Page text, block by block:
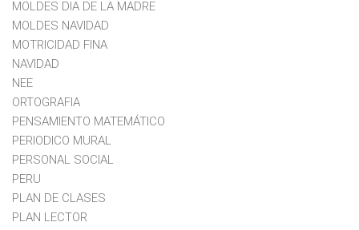
MOLDES DIA DE LA MADRE
MOLDES NAVIDAD
MOTRICIDAD FINA
NAVIDAD
NEE
ORTOGRAFIA
PENSAMIENTO MATEMÁTICO
PERIODICO MURAL
PERSONAL SOCIAL
PERU
PLAN DE CLASES
PLAN LECTOR